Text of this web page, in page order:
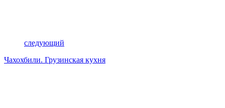
следующий
Чахохбили. Грузинская кухня